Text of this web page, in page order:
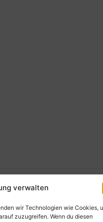
verwalten
wir Technologien wie Cookies,
zuzugreifen. Wenn du diesen